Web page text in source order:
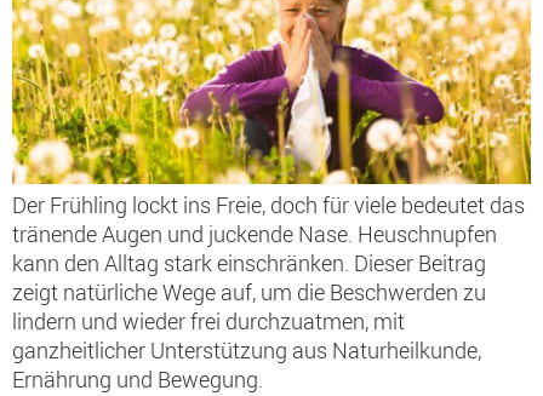
Der Frühling lockt ins Freie, doch für viele bedeutet das
tränende Augen und juckende Nase. Heuschnupfen
kann den Alltag stark einschränken. Dieser Beitrag
zeigt natürliche Wege auf, um die Beschwerden zu
lindern und wieder frei durchzuatmen, mit
ganzheitlicher Unterstützung aus Naturheilkunde,
Ernährung und Bewegung.